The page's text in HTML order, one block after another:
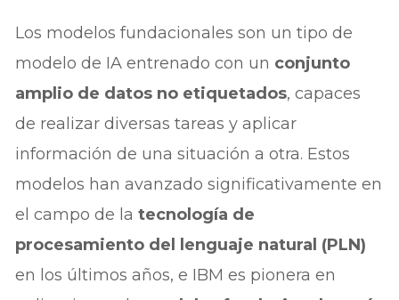
Los modelos fundacionales son un tipo de
modelo de IA entrenado con un conjunto
amplio de datos no etiquetados, capaces
de realizar diversas tareas y aplicar
información de una situación a otra. Estos
modelos han avanzado significativamente en
el campo de latecnología de
procesamiento del lenguaje natural (PLN)
en los últimos años, e IBM es pionera en